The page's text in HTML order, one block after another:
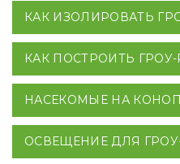
КАК ИЗОЛИРОВАТЬ
КАК ПОСТРОИТЬ
НАСЕКОМЫЕ НА
ОСВЕЩЕНИЕ ДЛЯ